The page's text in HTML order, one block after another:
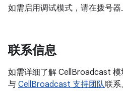
如需启用调试模式，请在拨号
联系信息
如需详细了解 CellBroadcast
与 CellBroadcast 支持团队联系